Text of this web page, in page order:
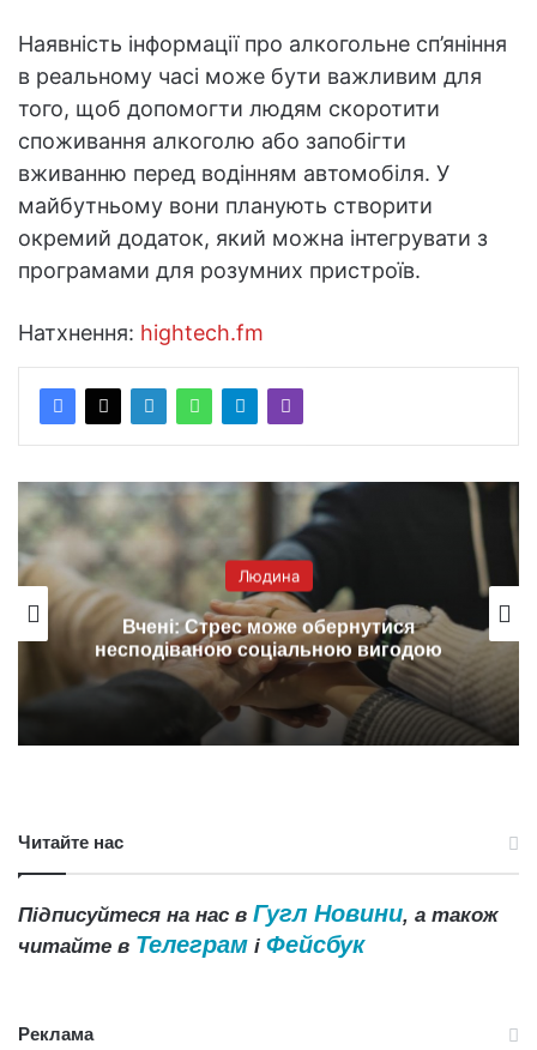
Наявність інформації про алкогольне сп’яніння
в реальному часі може бути важливим для
того, щоб допомогти людям скоротити
споживання алкоголю або запобігти
вживанню перед водінням автомобіля. У
майбутньому вони планують створити
окремий додаток, який можна інтегрувати з
програмами для розумних пристроїв.
Натхнення: hightech.fm
Людина
Вчені: Стрес може обернутися
несподіваною соціальною вигодою
Читайте нас
Підписуйтеся на нас в Гугл Новини, а також
читайте в Телеграм і Фейсбук
Реклама